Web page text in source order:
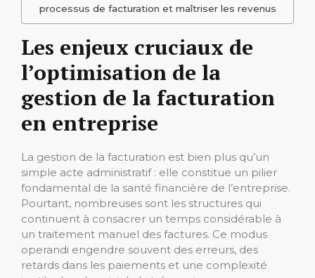
processus de facturation et maîtriser les revenus
Les enjeux cruciaux de
l’optimisation de la
gestion de la facturation
en entreprise
La gestion de la facturation est bien plus qu’un
simple acte administratif : elle constitue un pilier
fondamental de la santé financière de l’entreprise.
Pourtant, nombreuses sont les structures qui
continuent à consacrer un temps considérable à
un traitement manuel des factures. Ce modus
operandi engendre souvent des erreurs, des
retards dans les paiements et une complexité